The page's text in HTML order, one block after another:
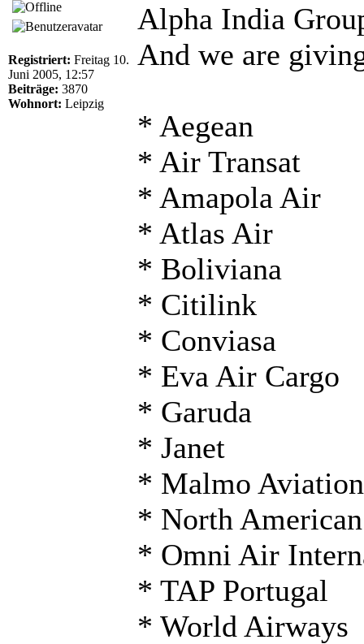
Registriert: Freitag 10.
Juni 2005, 12:57
Beiträge: 3870
Wohnort: Leipzig
Alpha India
And we are
* Aegean
* Air Transat
* Amapola Air
* Atlas Air
* Boliviana
* Citilink
* Conviasa
* Eva Air Cargo
* Garuda
* Janet
* Malmo Aviation
* North American
* Omni Air
* TAP Portugal
* World Airways